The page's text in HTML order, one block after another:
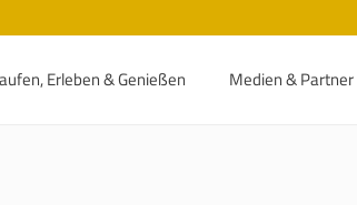
Erleben & Genießen Medien & Partner